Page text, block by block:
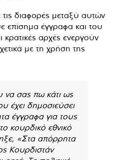
διαφορές μεταξύ αυτών
επίσημα έγγραφα και του
αρχές ενεργούν
με τη χρήση της
να σας πω κάτι ως
έχει δημοσιεύσει
έγγραφα για τους
κουρδικό εθνικό
«Στα απόρρητα
Κουρδιστάν